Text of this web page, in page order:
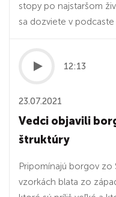
stopy po najstaršom
sa dozviete v podcaste
12:13
23.07.2021
Vedci objavili
štruktúry
Pripomínajú borgov zo
vzorkách blata zo